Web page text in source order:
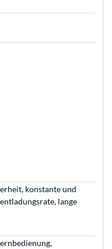
konstante und
lange